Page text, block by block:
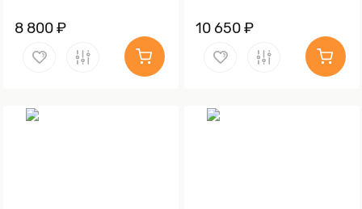
8 800 ₽ 10 650 ₽